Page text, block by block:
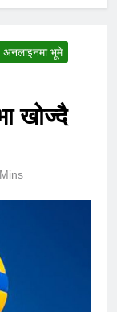
अनलाइनमा भूमे
खोज्दै